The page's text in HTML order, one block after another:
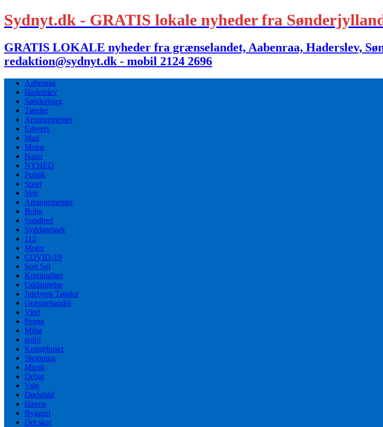
Sydnyt.dk - GRATIS lokale nyheder fra
GRATIS LOKALE nyheder fra grænselandet, Aabenraa, Haderslev,
redaktion@sydnyt.dk - mobil 2124 2696
Aabenraa
Haderslev
Sønderborg
Tønder
Arrangementer
Erhverv
Mad
Motor
Natur
NYHED
Politik
Sport
Vejr
Arrangementer
Bolig
Sundhed
Syddanmark
112
Motor
COVID-19
Sort Sol
Kriminalitet
Uddannelse
Julebyen Tønder
Grænsehandel
Vind
Penge
Miljø
politi
Kongehuset
Shopping
Musik
Debat
Valg
Dødsfald
Haven
Byggeri
Det sker